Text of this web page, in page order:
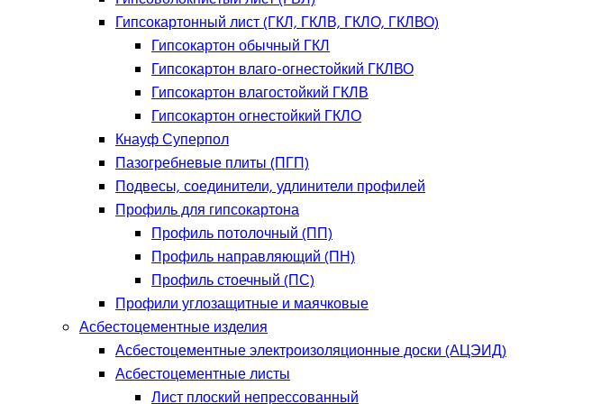
Гипсокартонный лист (ГКЛ, ГКЛВ, ГКЛО, ГКЛВО)
Гипсокартон обычный ГКЛ
Гипсокартон влаго-огнестойкий ГКЛВО
Гипсокартон влагостойкий ГКЛВ
Гипсокартон огнестойкий ГКЛО
Кнауф Суперпол
Пазогребневые плиты (ПГП)
Подвесы, соединители, удлинители профилей
Профиль для гипсокартона
Профиль потолочный (ПП)
Профиль направляющий (ПН)
Профиль стоечный (ПС)
Профили углозащитные и маячковые
Асбестоцементные изделия
Асбестоцементные электроизоляционные доски (АЦЭИД)
Асбестоцементные листы
Лист плоский непрессованный